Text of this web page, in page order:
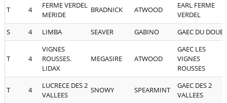
T 4
FERME VERDEL
MERIDE
BRADNICK ATWOOD
EARL FERME
VERDEL
S
4 LIMBA SEAVER GABINO GAEC DU DOUET
T 4
VIGNES
ROUSSES.
LIDAX
MEGASIRE ATWOOD
GAEC LES
VIGNES
ROUSSES
T 4
LUCRECE DES 2
VALLEES
SNOWY SPEARMINT
GAEC DES 2
VALLEES